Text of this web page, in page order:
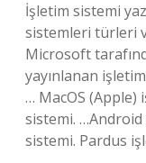
İşletim sistemi
sistemleri türleri
Microsoft
yayınlanan
… MacOS (Apple)
sistemi. …Android
sistemi. Pardus